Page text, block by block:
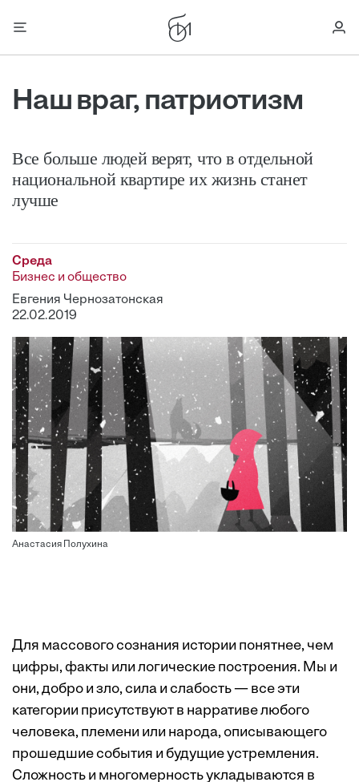
Наш враг, патриотизм
Все больше людей верят, что в отдельной
национальной квартире их жизнь станет
лучше
Среда
Бизнес и общество
Евгения Чернозатонская
22.02.2019
Анастасия Полухина
Для массового сознания истории понятнее, чем
цифры, факты или логические построения. Мы и
они, добро и зло, сила и слабость — все эти
категории присутствуют в нарративе любого
человека, племени или народа, описывающего
прошедшие события и будущие устремления.
Сложность и многомерность укладываются в